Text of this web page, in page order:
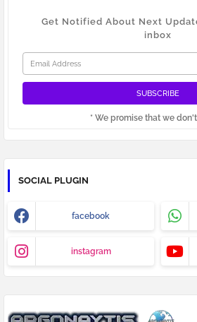
Get Notified About Next
inbox
* We promise that we
SOCIAL PLUGIN
facebook
instagram